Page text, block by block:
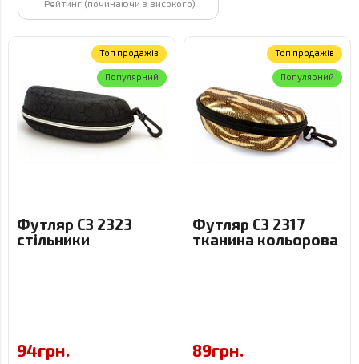
Рейтинг (починаючи з високого)
Toп продажів
Популярний
Футляр СЗ 2323
стільники
94грн.
Toп продажів
Популярний
Футляр СЗ 2317
тканина кольорова
89грн.